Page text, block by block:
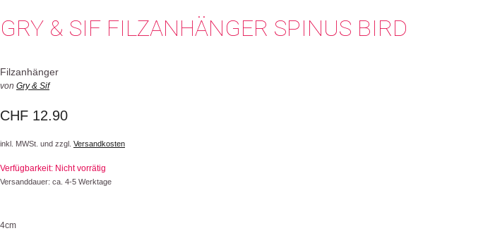
GRY & SIF FILZANHÄNGER SPINUS BIRD
Filzanhänger
von Gry & Sif
CHF 12.90
inkl. MWSt. und zzgl. Versandkosten
Verfügbarkeit: Nicht vorrätig
Versanddauer: ca. 4-5 Werktage
4cm